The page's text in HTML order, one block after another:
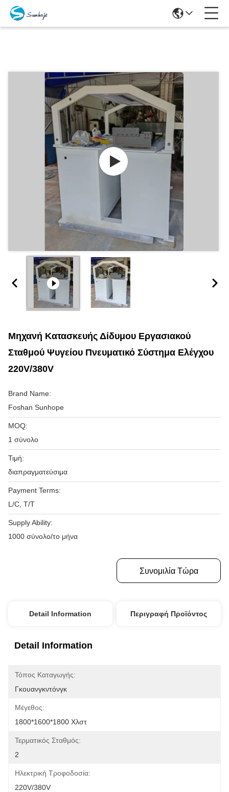
Μηχανή Κατασκευής Δίδυμου Εργασιακού
Σταθμού Ψυγείου Πνευματικό Σύστημα Ελέγχου
220V/380V
Brand Name:
Foshan Sunhope
MOQ:
1 σύνολο
Τιμή:
διαπραγματεύσιμα
Payment Terms:
L/C, T/T
Supply Ability:
1000 σύνολο/το μήνα
Συνομιλία Τώρα
Detail Information Περιγραφή Προϊόντος
Detail Information
Τόπος Καταγωγής:
Γκουανγκντόνγκ
Μέγεθος:
1800*1600*1800 Χλστ
Τερματικός Σταθμός:
2
Ηλεκτρική Τροφοδοσία:
220V/380V